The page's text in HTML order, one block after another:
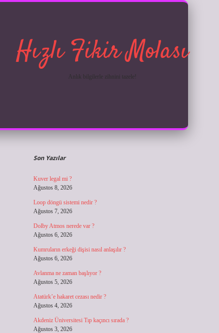
Hızlı Fikir Molası
Anlık bilgilerle zihnini tazele!
Sidebar
Son Yazılar
Kuver legal mi ?
Ağustos 8, 2026
Loop döngü sistemi nedir ?
Ağustos 7, 2026
Dolby Atmos nerede var ?
Ağustos 6, 2026
Kumruların erkeği dişisi nasıl anlaşılır ?
Ağustos 6, 2026
Avlanma ne zaman başlıyor ?
Ağustos 5, 2026
Atatürk’e hakaret cezası nedir ?
Ağustos 4, 2026
Akdeniz Üniversitesi Tıp kaçıncı sırada ?
Ağustos 3, 2026